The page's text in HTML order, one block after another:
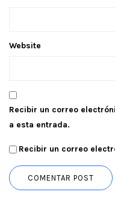
Website
Recibir un correo
a esta entrada.
Recibir un correo